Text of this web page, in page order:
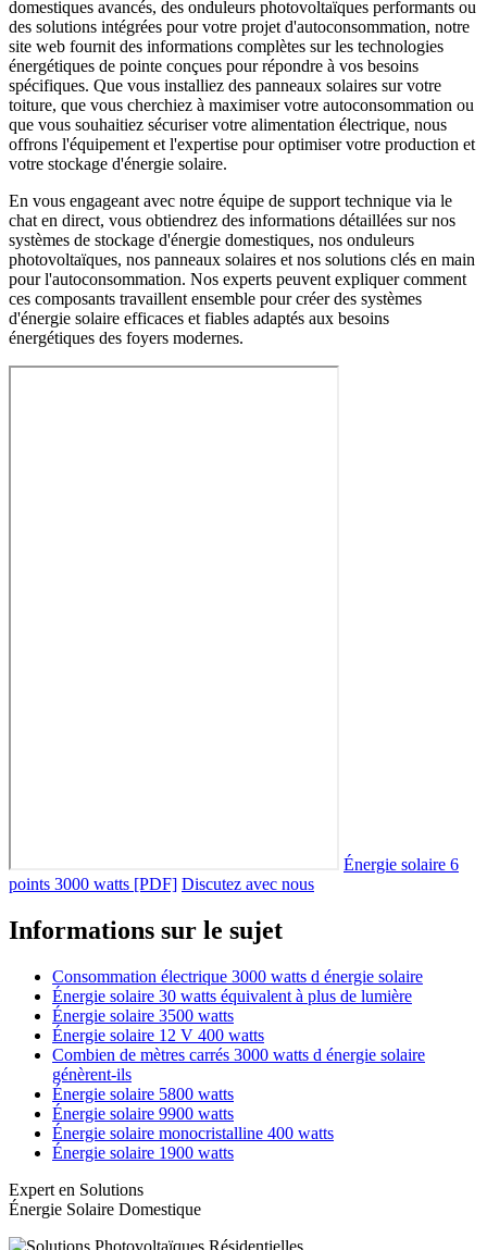
domestiques avancés, des onduleurs photovoltaïques performants ou
des solutions intégrées pour votre projet d'autoconsommation, notre
site web fournit des informations complètes sur les technologies
énergétiques de pointe conçues pour répondre à vos besoins
spécifiques. Que vous installiez des panneaux solaires sur votre
toiture, que vous cherchiez à maximiser votre autoconsommation ou
que vous souhaitiez sécuriser votre alimentation électrique, nous
offrons l'équipement et l'expertise pour optimiser votre production et
votre stockage d'énergie solaire.
En vous engageant avec notre équipe de support technique via le
chat en direct, vous obtiendrez des informations détaillées sur nos
systèmes de stockage d'énergie domestiques, nos onduleurs
photovoltaïques, nos panneaux solaires et nos solutions clés en main
pour l'autoconsommation. Nos experts peuvent expliquer comment
ces composants travaillent ensemble pour créer des systèmes
d'énergie solaire efficaces et fiables adaptés aux besoins
énergétiques des foyers modernes.
Énergie solaire 6
points 3000 watts [PDF] Discutez avec nous
Informations sur le sujet
Consommation électrique 3000 watts d énergie solaire
Énergie solaire 30 watts équivalent à plus de lumière
Énergie solaire 3500 watts
Énergie solaire 12 V 400 watts
Combien de mètres carrés 3000 watts d énergie solaire
génèrent-ils
Énergie solaire 5800 watts
Énergie solaire 9900 watts
Énergie solaire monocristalline 400 watts
Énergie solaire 1900 watts
Expert en Solutions
Énergie Solaire Domestique